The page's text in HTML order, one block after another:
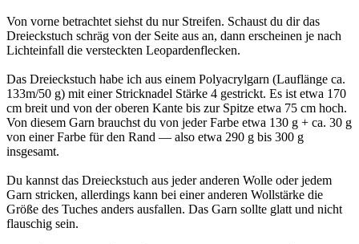
Von vorne betrachtet siehst du nur Streifen. Schaust du dir das
Dreieckstuch schräg von der Seite aus an, dann erscheinen je nach
Lichteinfall die versteckten Leopardenflecken.
Das Dreieckstuch habe ich aus einem Polyacrylgarn (Lauflänge ca.
133m/50 g) mit einer Stricknadel Stärke 4 gestrickt. Es ist etwa 170
cm breit und von der oberen Kante bis zur Spitze etwa 75 cm hoch.
Von diesem Garn brauchst du von jeder Farbe etwa 130 g + ca. 30 g
von einer Farbe für den Rand — also etwa 290 g bis 300 g
insgesamt.
Du kannst das Dreieckstuch aus jeder anderen Wolle oder jedem
Garn stricken, allerdings kann bei einer anderen Wollstärke die
Größe des Tuches anders ausfallen. Das Garn sollte glatt und nicht
flauschig sein.